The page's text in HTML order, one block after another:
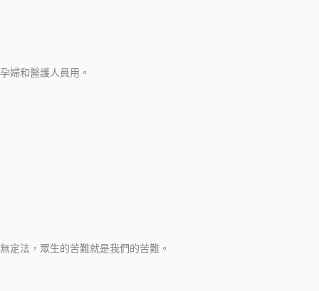
婦和醫護人員用。
定法，眾生的苦難就是我們的苦難。